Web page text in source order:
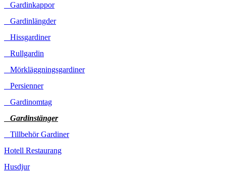
Gardinkappor
Gardinlängder
Hissgardiner
Rullgardin
Mörkläggningsgardiner
Persienner
Gardinomtag
Gardinstänger
Tillbehör Gardiner
Hotell Restaurang
Husdjur